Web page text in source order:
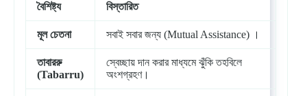
বৈশিষ্ট্য বিস্তারিত
মূল চেতনা সবাই সবার জন্য (Mutual Assistance) ।
তাবাররু
(Tabarru)
স্বেচ্ছায় দান করার মাধ্যমে ঝুঁকি তহবিলে
অংশগ্রহণ।